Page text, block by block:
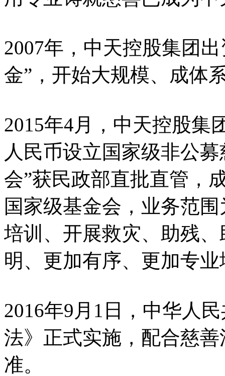
2007年，中天控股集团
金”，开始大规模、成体
2015年4月，中天控股集
人民币设立国家级非公
会”获民政部直批直管，
国家级基金会，业务范
培训、开展救灾、助残
明、更加有序、更加专
2016年9月1日，中华人
法》正式实施，配合慈
准。